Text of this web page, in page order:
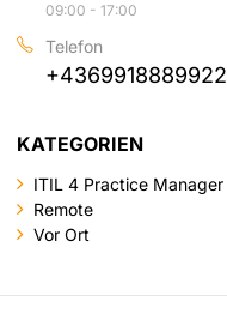
09:00 - 17:00
Telefon
+4369918889922
KATEGORIEN
ITIL 4 Practice Manager
Remote
Vor Ort